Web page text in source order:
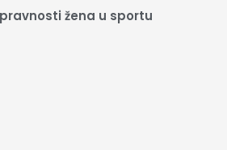
žena u sportu